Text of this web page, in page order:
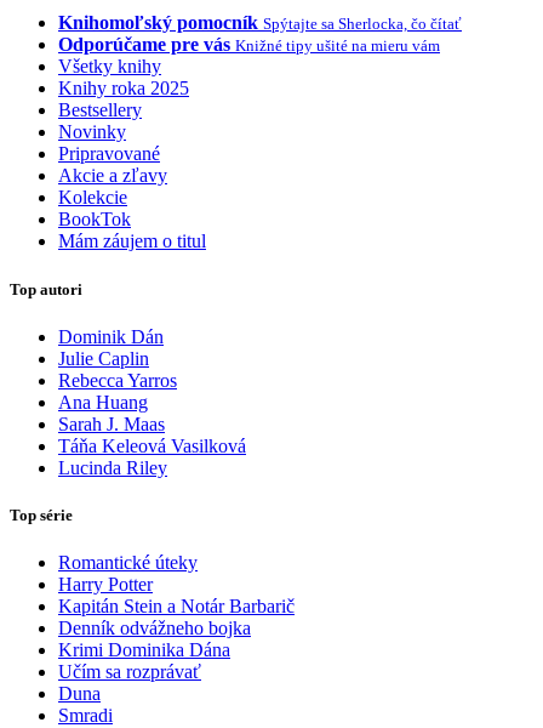
Knihomoľský pomocník Spýtajte sa Sherlocka, čo čítať
Odporúčame pre vás Knižné tipy ušité na mieru vám
Všetky knihy
Knihy roka 2025
Bestsellery
Novinky
Pripravované
Akcie a zľavy
Kolekcie
BookTok
Mám záujem o titul
Top autori
Dominik Dán
Julie Caplin
Rebecca Yarros
Ana Huang
Sarah J. Maas
Táňa Keleová Vasilková
Lucinda Riley
Top série
Romantické úteky
Harry Potter
Kapitán Stein a Notár Barbarič
Denník odvážneho bojka
Krimi Dominika Dána
Učím sa rozprávať
Duna
Smradi